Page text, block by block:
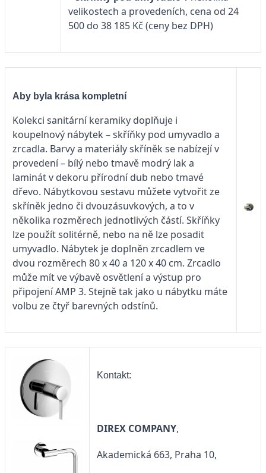
velikostech a provedeních, cena od 24
500 do 38 185 Kč (ceny bez DPH)
Aby byla krása kompletní
Kolekci sanitární keramiky doplňuje i
koupelnový nábytek – skříňky pod umyvadlo a
zrcadla. Barvy a materiály skříněk se nabízejí v
provedení – bílý nebo tmavě modrý lak a
laminát v dekoru přírodní dub nebo tmavé
dřevo. Nábytkovou sestavu můžete vytvořit ze
skříněk jedno či dvouzásuvkových, a to v
několika rozměrech jednotlivých částí. Skříňky
lze použít solitérně, nebo na ně lze posadit
umyvadlo. Nábytek je doplněn zrcadlem ve
dvou rozměrech 80 x 40 a 120 x 40 cm. Zrcadlo
může mít ve výbavě osvětlení a výstup pro
připojení AMP 3. Stejně tak jako u nábytku máte
volbu ze čtyř barevných odstínů.
Kontakt:
DIREX COMPANY,
Akademická 663, Praha 10,